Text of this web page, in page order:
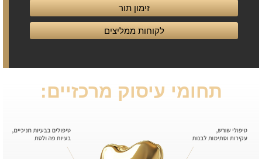
זימון תור
לקוחות ממליצים
תחומי עיסוק מרכזיים: